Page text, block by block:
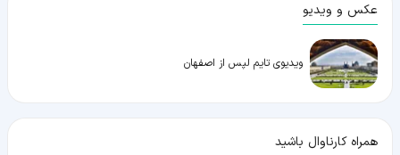
عکس و ویدیو
ویدیوی تایم لپس از اصفهان
همراه کارناوال باشید